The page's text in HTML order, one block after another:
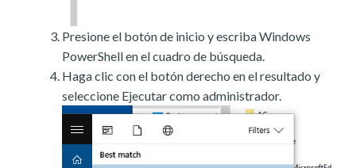
Presione el botón de inicio y escriba Windows
PowerShell en el cuadro de búsqueda.
Haga clic con el botón derecho en el resultado y
seleccione Ejecutar como administrador.